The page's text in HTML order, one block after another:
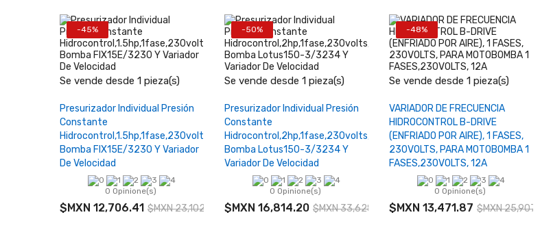
-45%
Se vende desde 1 pieza(s)
− +
Añadir al carrito
Presurizador Individual Presión
Constante
Hidrocontrol,1.5hp,1fase,230volts,
Bomba FIX15E/3230 Y Variador
De Velocidad
0 Opinione(s)
$MXN 12,706.41 $MXN 23,102.56
-50%
Se vende desde 1 pieza(s)
− +
Añadir al carrito
Presurizador Individual Presión
Constante
Hidrocontrol,2hp,1fase,230volts,
Bomba Lotus150-3/3234 Y
Variador De Velocidad
0 Opinione(s)
$MXN 16,814.20 $MXN 33,628.40
-48%
Se vende desde 1 pieza(s)
− +
Añadir al carrito
VARIADOR DE FRECUENCIA
HIDROCONTROL B-DRIVE
(ENFRIADO POR AIRE), 1 FASES,
230VOLTS, PARA MOTOBOMBA 1
FASES,230VOLTS, 12A
0 Opinione(s)
$MXN 13,471.87 $MXN 25,907.44